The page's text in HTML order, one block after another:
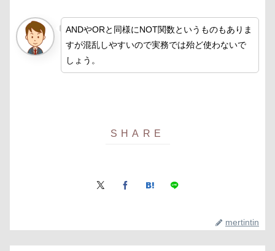
ANDやORと同様にNOT関数というものもありま
すが混乱しやすいので実務では殆ど使わないで
しょう。
mertintin